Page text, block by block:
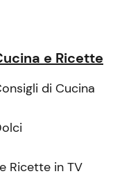
e Ricette
di Cucina
Ricette in TV